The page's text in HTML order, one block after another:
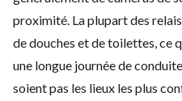
proximité. La plupart des
de douches et de toilettes, ce
une longue journée de
soient pas les lieux les plus